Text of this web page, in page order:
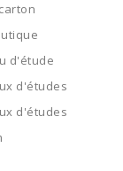
d'étude
d'études
d'études